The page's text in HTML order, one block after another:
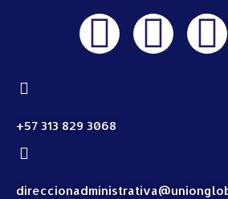
+57 313 829 3068